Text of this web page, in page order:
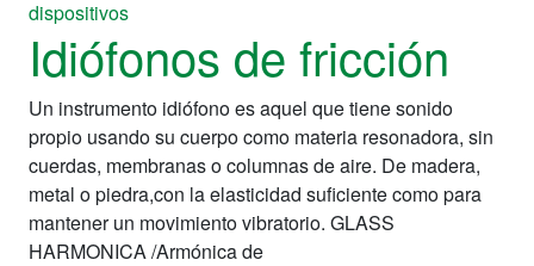
dispositivos
Idiófonos de fricción
Un instrumento idiófono es aquel que tiene sonido
propio usando su cuerpo como materia resonadora, sin
cuerdas, membranas o columnas de aire. De madera,
metal o piedra,con la elasticidad suficiente como para
mantener un movimiento vibratorio. GLASS
HARMONICA /Armónica de